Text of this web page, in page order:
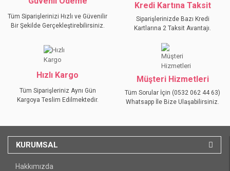
Tüm Siparişlerinizi Hızlı ve Güvenilir
Bir Şekilde Gerçekleştirebilirsiniz.
Kredi Kartına Taksit
Siparişlerinizde Bazı Kredi
Kartlarına 2 Taksit Avantajı.
Hızlı Kargo
Tüm Siparişleriniz Aynı Gün
Kargoya Teslim Edilmektedir.
Müşteri Hizmetleri
Tüm Sorular İçin (0532 062 44 63)
Whatsapp İle Bize Ulaşabilirsiniz.
KURUMSAL
Hakkımızda